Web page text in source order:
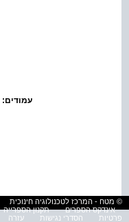
עמודים:
© מטח - המרכז לטכנולוגיה חינוכית
אינדקס הספרים
תקנון הספרייה
פרטיות
הסדרי נגישות עזרה